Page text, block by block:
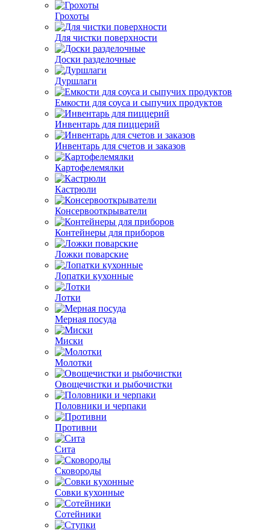
Грохоты
Для чистки поверхности
Доски разделочные
Дуршлаги
Емкости для соуса и сыпучих продуктов
Инвентарь для пиццерий
Инвентарь для счетов и заказов
Картофелемялки
Кастрюли
Консервооткрыватели
Контейнеры для приборов
Ложки поварские
Лопатки кухонные
Лотки
Мерная посуда
Миски
Молотки
Овощечистки и рыбочистки
Половники и черпаки
Противни
Сита
Сковороды
Совки кухонные
Сотейники